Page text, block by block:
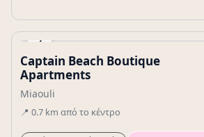
‹
Gallery
Captain Beach Boutique
Apartments
Miaouli
📍 0.7 km από το κέντρο